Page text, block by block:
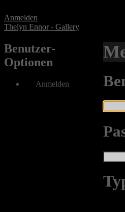
Anmelden
Thelyn Ennor - Gallery
Benutzer-
Optionen
Anmelden